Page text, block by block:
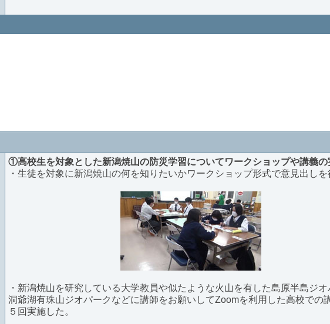
①高校生を対象とした新潟焼山の防災学習についてワークショップや講義の
・生徒を対象に新潟焼山の何を知りたいかワークショップ形式で意見出しを
・新潟焼山を研究している大学教員や似たような火山を有した島原半島ジオ
洞爺湖有珠山ジオパークなどに講師をお願いしてZoomを利用した高校での
５回実施した。